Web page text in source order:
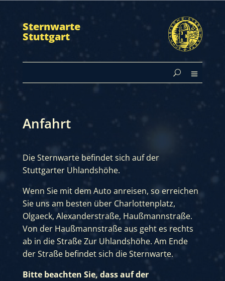
Sternwarte
Stuttgart
Anfahrt
Die Sternwarte befindet sich auf der
Stuttgarter Uhlandshöhe.
Wenn Sie mit dem Auto anreisen, so erreichen
Sie uns am besten über Charlottenplatz,
Olgaeck, Alexanderstraße, Haußmannstraße.
Von der Haußmannstraße aus geht es rechts
ab in die Straße Zur Uhlandshöhe. Am Ende
der Straße befindet sich die Sternwarte.
Bitte beachten Sie, dass auf der